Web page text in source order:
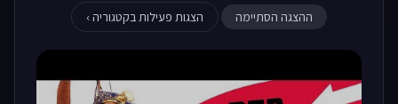
ההצגה הסתיימה הצגות פעילות בקטגוריה ›